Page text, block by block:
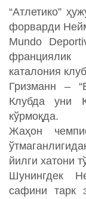
“Атлетико”
форварди
Mundo
каталония
Гризманн –
Клубда уни
кўрмоқда.
Жаҳон
йилги хатони
Шунингдек
сафини тарк